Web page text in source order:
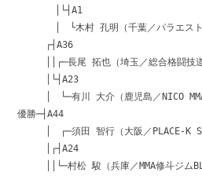
│└┤A1
│ └木村 孔明（千葉／パラエスト
┌┤A36
││┌─長尾 拓也（埼玉／総合格闘技道
│└┤A23
│ └─有川 大介（鹿児島／NICO MMA
優勝─┤A44
│ ┌─須田 智行（大阪／PLACE-K
│┌┤A24
││└─村松 駿（兵庫／MMA修斗ジム